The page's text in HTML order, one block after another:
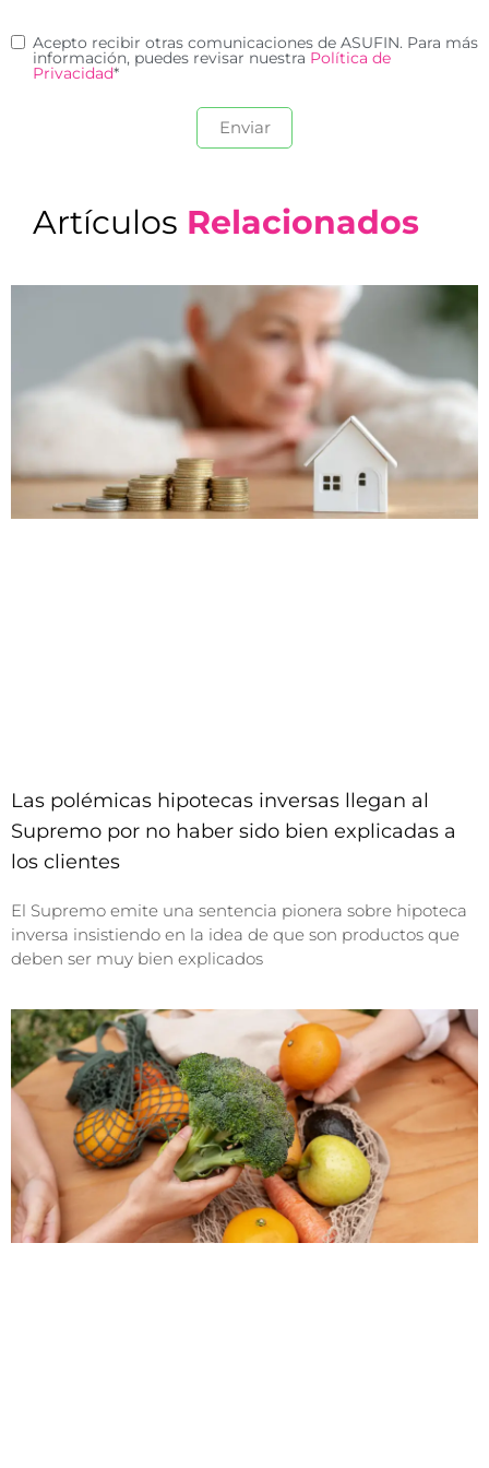
Acepto recibir otras comunicaciones de ASUFIN. Para más
información, puedes revisar nuestra Política de
Privacidad*
Artículos Relacionados
Las polémicas hipotecas inversas llegan al
Supremo por no haber sido bien explicadas a
los clientes
El Supremo emite una sentencia pionera sobre hipoteca
inversa insistiendo en la idea de que son productos que
deben ser muy bien explicados